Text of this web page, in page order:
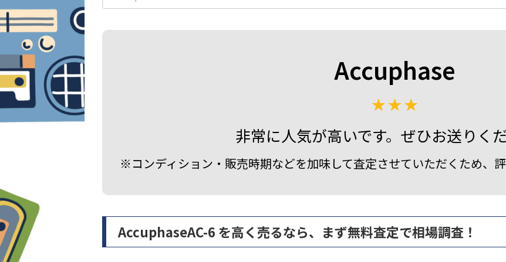
Accuphase
非常に人気が高いです。ぜひお送りくだ
※コンディション・販売時期などを加味して査定させていただくため、
AccuphaseAC-6 を高く売るなら、まず無料査定で相場調査！